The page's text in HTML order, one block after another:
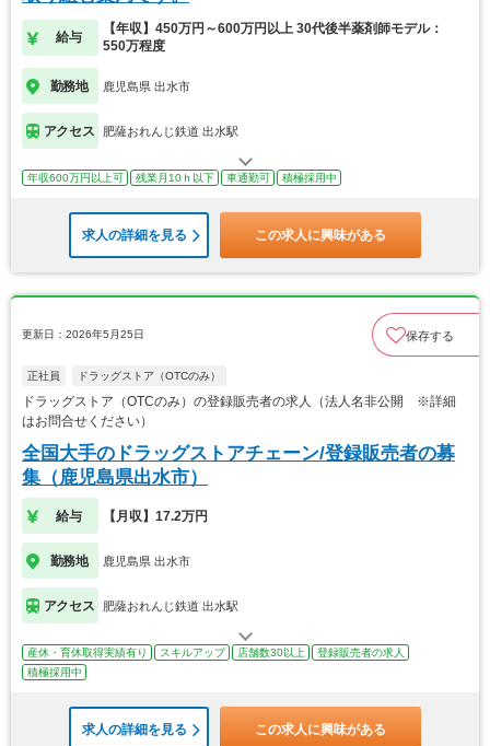
給与
【年収】450万円～600万円以上 30代後半薬剤師モデル：
550万程度
勤務地 鹿児島県 出水市
アクセス 肥薩おれんじ鉄道 出水駅
年収600万円以上可 残業月10ｈ以下 車通勤可 積極採用中
求人の詳細を見る この求人に興味がある
更新日：2026年5月25日 保存する
正社員 ドラッグストア（OTCのみ）
ドラッグストア（OTCのみ）の登録販売者の求人（法人名非公開 ※詳細
はお問合せください）
全国大手のドラッグストアチェーン/登録販売者の募
集（鹿児島県出水市）
給与 【月収】17.2万円
勤務地 鹿児島県 出水市
アクセス 肥薩おれんじ鉄道 出水駅
産休・育休取得実績有り スキルアップ 店舗数30以上
登録販売者の求人
積極採用中
求人の詳細を見る この求人に興味がある